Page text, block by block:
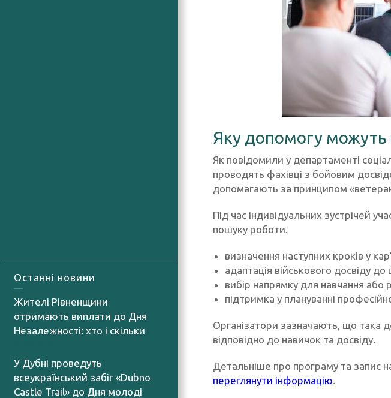
Останні новини
Жителі Рівненщини
отримають виплати до Дня
Незалежності: хто і скільки
У Дубні проведуть
всеукраїнський забіг «Dubno
Castle Trail» до Дня молоді
Яку допомогу можуть
Як повідомили у департаменті
проводять фахівці з бойовим
допомагають за принципом
Під час індивідуальних зустрічей
пошуку роботи.
визначення наступних кроків у
адаптація військового досвіду до
вибір напрямку для навчання або
підтримка у плануванні
Організатори зазначають, що така
відповідно до навичок та досвіду.
Детальніше про програму та запис
переглянути інформацію